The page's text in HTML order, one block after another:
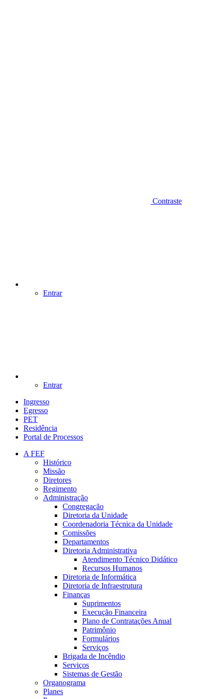
Contraste
Entrar
Entrar
Ingresso
Egresso
PET
Residência
Portal de Processos
A FEF
Histórico
Missão
Diretores
Regimento
Administração
Congregação
Diretoria da Unidade
Coordenadoria Técnica da Unidade
Comissões
Departamentos
Diretoria Administrativa
Atendimento Técnico Didático
Recursos Humanos
Diretoria de Informática
Diretoria de Infraestrutura
Finanças
Suprimentos
Execução Financeira
Plano de Contratações Anual
Patrimônio
Formulários
Serviços
Brigada de Incêndio
Serviços
Sistemas de Gestão
Organograma
Planes